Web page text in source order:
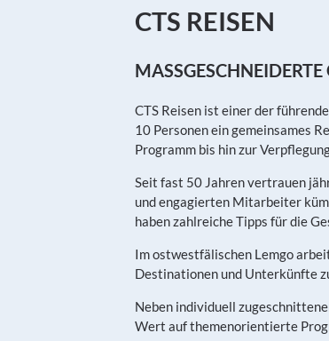
CTS REISEN
CTS Reisen ist einer der
10 Personen ein gemeinsames
Programm bis hin zur
Seit fast 50 Jahren vertrauen
und engagierten Mitarbeiter
haben zahlreiche Tipps für die
Im ostwestfälischen Lemgo
Destinationen und Unterkünfte
Neben individuell
Wert auf themenorientierte